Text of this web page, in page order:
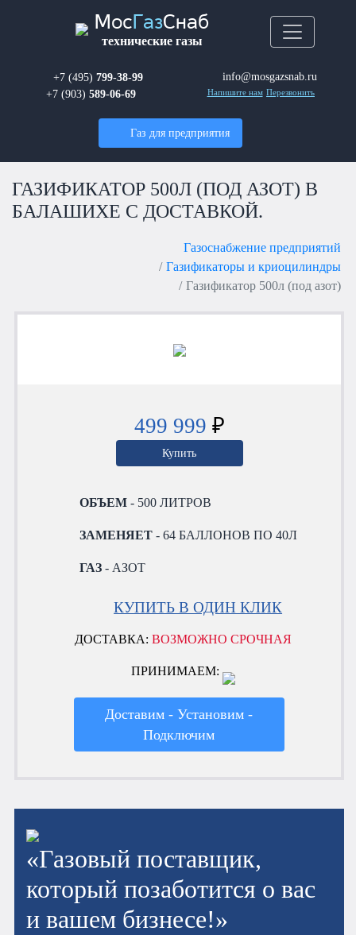
Мос ГазСнаб
технические газы
+7 (495) 799-38-99
+7 (903) 589-06-69
info@mosgazsnab.ru
Напишите нам Перезвонить
Газ для предприятия
ГАЗИФИКАТОР 500Л (ПОД АЗОТ) В
БАЛАШИХЕ С ДОСТАВКОЙ.
Газоснабжение предприятий
Газификаторы и криоцилиндры
Газификатор 500л (под азот)
499 999 ₽
Купить
ОБЪЕМ - 500 ЛИТРОВ
ЗАМЕНЯЕТ - 64 БАЛЛОНОВ ПО 40Л
ГАЗ - АЗОТ
КУПИТЬ В ОДИН КЛИК
ДОСТАВКА:ВОЗМОЖНО СРОЧНАЯ
ПРИНИМАЕМ:
Доставим - Установим -
Подключим
«Газовый поставщик,
который позаботится о вас
и вашем бизнесе!»